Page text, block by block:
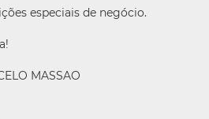
especiais de negócio.
MASSAO